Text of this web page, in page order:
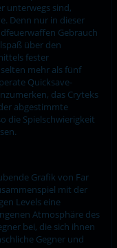
unterwegs sind,
Denn nur in dieser
Gebrauch
über den
fester
mehr als fünf
Quicksave-
das Cryteks
abgestimmte
die Spielschwierigkeit
Grafik von Far
mit der
Levels eine
Atmosphäre des
bei, die sich ihnen
Gegner und